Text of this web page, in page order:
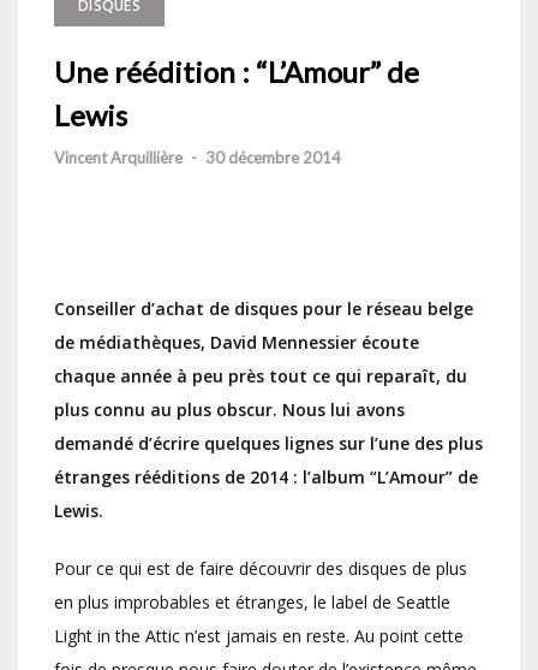
DISQUES
Une réédition : “L’Amour” de
Lewis
Vincent Arquillière - 30 décembre 2014
Conseiller d’achat de disques pour le réseau belge
de médiathèques, David Mennessier écoute
chaque année à peu près tout ce qui reparaît, du
plus connu au plus obscur. Nous lui avons
demandé d’écrire quelques lignes sur l’une des plus
étranges rééditions de 2014 : l’album “L’Amour” de
Lewis.
Pour ce qui est de faire découvrir des disques de plus
en plus improbables et étranges, le label de Seattle
Light in the Attic n’est jamais en reste. Au point cette